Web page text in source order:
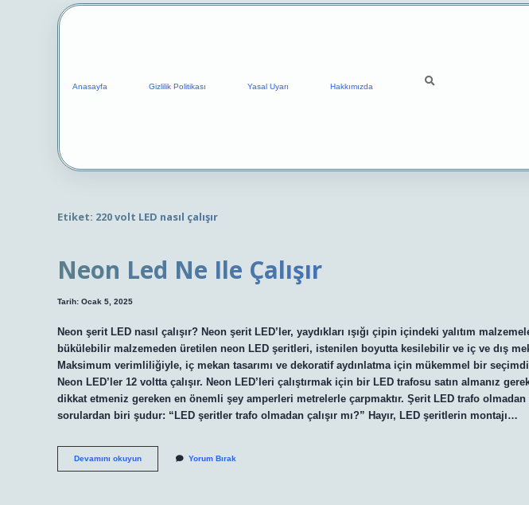
Anasayfa Gizlilik Politikası Yasal Uyarı Hakkımızda
Etiket: 220 volt LED nasıl çalışır
Neon Led Ne Ile Çalışır
Tarih: Ocak 5, 2025
Neon şerit LED nasıl çalışır? Neon şerit LED’ler, yaydıkları ışığı çipin içindeki yalıtım
bükülebilir malzemeden üretilen neon LED şeritleri, istenilen boyutta kesilebilir ve iç ve dış
Maksimum verimliliğiyle, iç mekan tasarımı ve dekoratif aydınlatma için mükemmel bir
Neon LED’ler 12 voltta çalışır. Neon LED’leri çalıştırmak için bir LED trafosu satın almanız
dikkat etmeniz gereken en önemli şey amperleri metrelerle çarpmaktır. Şerit LED trafo olmadan
sorulardan biri şudur: “LED şeritler trafo olmadan çalışır mı?” Hayır, LED şeritlerin montajı…
Devamını okuyunNeon
Led
Yorum Bırak